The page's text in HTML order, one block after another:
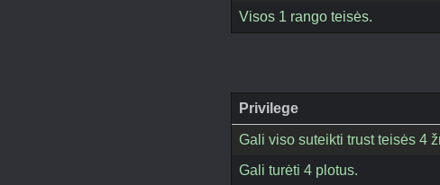
Visos 1 rango teisės.
Privilege
Gali viso suteikti trust teisės 4
Gali turėti 4 plotus.